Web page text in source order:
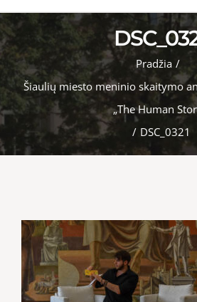
Pradžia /
Šiaulių miesto meninio skaitymo
„The Human
/ DSC_0321